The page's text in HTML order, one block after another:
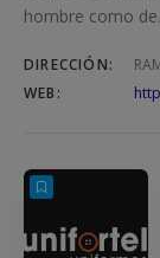
hombre como
DIRECCIÓN:
WEB: